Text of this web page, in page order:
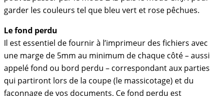
garder les couleurs tel que bleu vert et rose pêchues.
Le fond perdu
Il est essentiel de fournir à l’imprimeur des fichiers avec
une marge de 5mm au minimum de chaque côté – aussi
appelé fond ou bord perdu – correspondant aux parties
qui partiront lors de la coupe (le massicotage) et du
façonnage de vos documents. Ce fond perdu est